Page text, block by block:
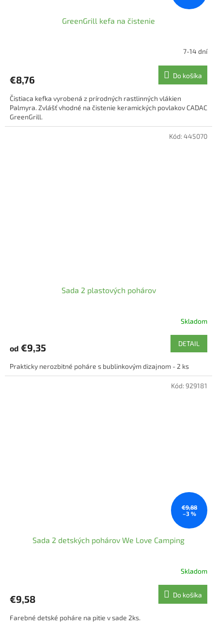
GreenGrill kefa na čistenie
7-14 dní
€8,76 Do košíka
Čistiaca kefka vyrobená z prírodných rastlinných vlákien
Palmyra. Zvlášť vhodné na čistenie keramických povlakov CADAC
GreenGrill.
Sada 2 plastových pohárov
Skladom
od €9,35 DETAIL
Prakticky nerozbitné poháre s bublinkovým dizajnom - 2 ks
Kód:445070
€9,88
–3 %
Sada 2 detských pohárov We Love Camping
Skladom
€9,58 Do košíka
Farebné detské poháre na pitie v sade 2ks.
Kód:929181